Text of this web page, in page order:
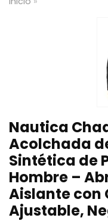
Nautica
Acolchada
Sintética de
Hombre –
Aislante con
Ajustable,